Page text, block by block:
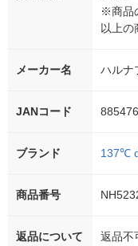
※商品
以上の
メーカー名 ハルナ
JANコード
ブランド 137℃
商品番号
返品について
返品不